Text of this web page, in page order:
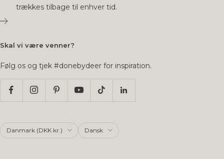
trækkes tilbage til enhver tid.
Skal vi være venner?
Følg os og tjek #donebydeer for inspiration.
Land/region Danmark (DKK kr.) Sprog
Dansk